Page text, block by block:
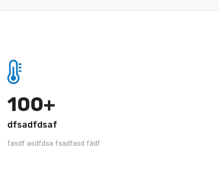
100+
dfsadfdsaf
fasdf asdfdsa fsadfasd fádf